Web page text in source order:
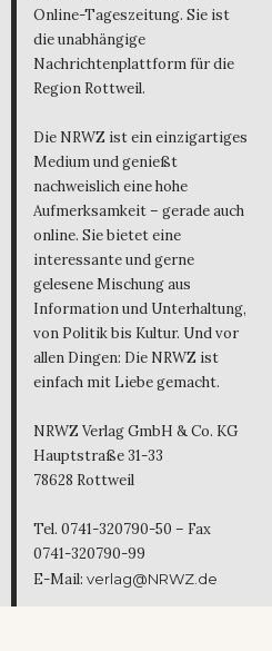
Online-Tageszeitung. Sie ist
die unabhängige
Nachrichtenplattform für die
Region Rottweil.
Die NRWZ ist ein einzigartiges
Medium und genießt
nachweislich eine hohe
Aufmerksamkeit – gerade auch
online. Sie bietet eine
interessante und gerne
gelesene Mischung aus
Information und Unterhaltung,
von Politik bis Kultur. Und vor
allen Dingen: Die NRWZ ist
einfach mit Liebe gemacht.
NRWZ Verlag GmbH & Co. KG
Hauptstraße 31-33
78628 Rottweil
Tel. 0741-320790-50 – Fax
0741-320790-99
E-Mail: verlag@NRWZ.de